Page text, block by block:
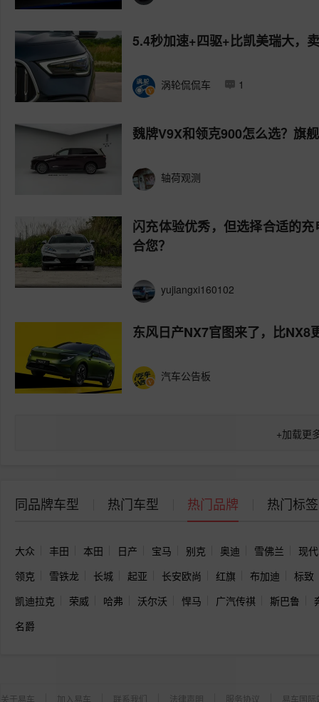
5.4秒加速+四驱+比凯美瑞大，
涡轮侃侃车 1
魏牌V9X和领克900怎么选？旗
轴荷观测
闪充体验优秀，但选择合适的
合您？
yujiangxi160102
东风日产NX7官图来了，比NX8
汽车公告板
+加载更
同品牌车型 热门车型 热门品牌 热门标签
大众 丰田 本田 日产 宝马 别克 奥迪 雪佛兰
现代
领克
雪铁龙 长城 起亚 长安欧尚 红旗 布加迪
标致
凯迪拉克
荣威 哈弗 沃尔沃 悍马 广汽传祺 斯巴鲁
名爵
关于易车 加入易车 联系我们 法律声明 服务协议 易车国际